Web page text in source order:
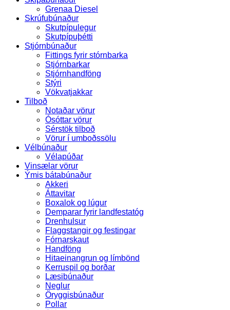
Grenaa Diesel
Skrúfubúnaður
Skutpípulegur
Skutpípuþétti
Stjórnbúnaður
Fittings fyrir stórnbarka
Stjórnbarkar
Stjórnhandföng
Stýri
Vökvatjakkar
Tilboð
Notaðar vörur
Ósóttar vörur
Sérstök tilboð
Vörur í umboðssölu
Vélbúnaður
Vélapúðar
Vinsælar vörur
Ýmis bátabúnaður
Akkeri
Áttavitar
Boxalok og lúgur
Demparar fyrir landfestatóg
Drenhulsur
Flaggstangir og festingar
Fórnarskaut
Handföng
Hitaeinangrun og límbönd
Kerruspil og borðar
Læsibúnaður
Neglur
Öryggisbúnaður
Pollar